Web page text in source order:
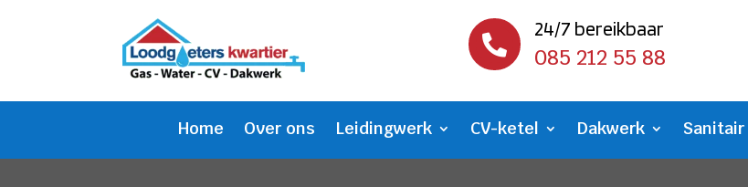

24/7 bereikbaar
085 212 55 88
Home Over ons Leidingwerk CV-ketel Dakwerk Sanitair